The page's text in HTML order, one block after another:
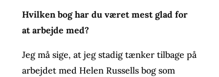
Hvilken bog har du været mest glad for
at arbejde med?
Jeg må sige, at jeg stadig tænker tilbage på
arbejdet med Helen Russells bog som